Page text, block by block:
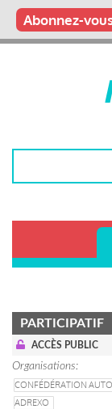
Aller
contenu
Main
Qui sommes
Vous publiez
Nous publions
Contactez-nous
Abonnez-
PARTICIPATIF
ACCÈS PUBLIC
Organisations
CONFÉDÉRATION
ADREXO